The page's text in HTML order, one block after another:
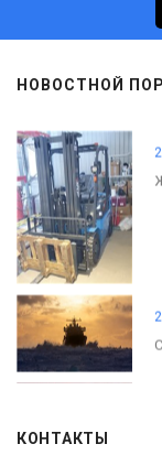
НОВОСТНОЙ
КОНТАКТЫ